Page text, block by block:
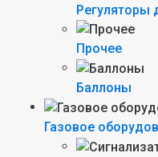
Регуляторы
Прочее
Баллоны
Газовое